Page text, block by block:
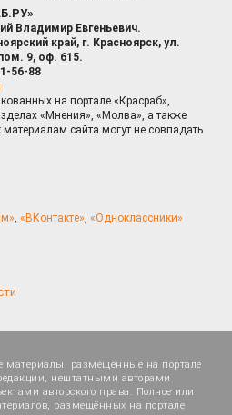
Владимир Евгеньевич.
край, г. Красноярск, ул.
9, оф. 615.
56-88
на портале «Красраб»,
«Мнения», «Молва», а также
сайта могут не совпадать
, «ВКонтакте», «Одноклассники»
размещённые на портале
нештатными авторами
авторского права. Полное или
размещённых на портале